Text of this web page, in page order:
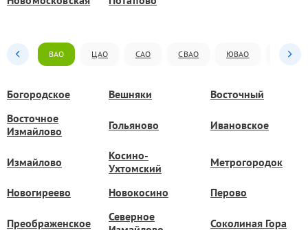
ВАО ЦАО САО СВАО ЮВАО ЮАО
Богородское Вешняки
Восточный
Восточное
Измайлово
Гольяново Ивановское
Измайлово
Косино-
Ухтомский
Метрогородок
Новогиреево Новокосино Перово
Преображенское
Северное
Соколиная Гора